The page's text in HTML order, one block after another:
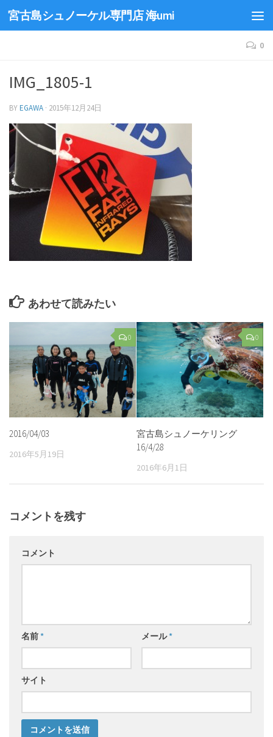
宮古島シュノーケル専門店 海umi
0
IMG_1805-1
BYEGAWA · 2015年12月24日
あわせて読みたい
0
2016/04/03
2016年5月19日
0
宮古島シュノーケリング
16/4/28
2016年6月1日
コメントを残す
コメント
名前* メール*
サイト